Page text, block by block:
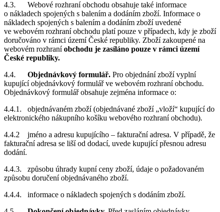
4.3. Webové rozhraní obchodu obsahuje také informace
o nákladech spojených s balením a dodáním zboží. Informace o
nákladech spojených s balením a dodáním zboží uvedené
ve webovém rozhraní obchodu platí pouze v případech, kdy je zboží
doručováno v rámci území České republiky. Zboží zakoupené na
webovém rozhraníobchodu je zasíláno pouze v rámci území
České republiky.
4.4. Objednávkový formulář. Pro objednání zboží vyplní
kupující objednávkový formulář ve webovém rozhraní obchodu.
Objednávkový formulář obsahuje zejména informace o:
4.4.1. objednávaném zboží (objednávané zboží „vloží“ kupující do
elektronického nákupního košíku webového rozhraní obchodu).
4.4.2 jméno a adresu kupujícího – fakturační adresa. V případě, že
fakturační adresa se liší od dodací, uvede kupující přesnou adresu
dodání.
4.4.3. způsobu úhrady kupní ceny zboží, údaje o požadovaném
způsobu doručení objednávaného zboží.
4.4.4. informace o nákladech spojených s dodáním zboží.